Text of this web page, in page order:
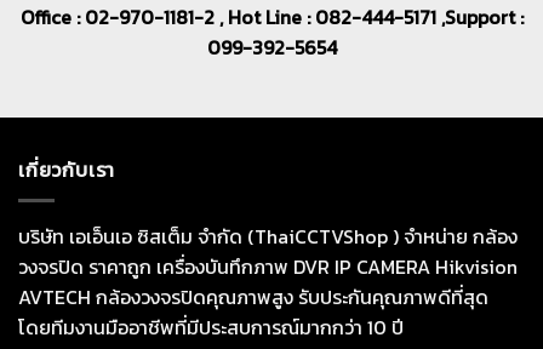
Office : 02-970-1181-2 , Hot Line : 082-444-5171 ,Support :
099-392-5654
เกี่ยวกับเรา
บริษัท เอเอ็นเอ ซิสเต็ม จำกัด (ThaiCCTVShop ) จำหน่าย กล้อง
วงจรปิด ราคาถูก เครื่องบันทึกภาพ DVR IP CAMERA Hikvision
AVTECH กล้องวงจรปิดคุณภาพสูง รับประกันคุณภาพดีที่สุด
โดยทีมงานมืออาชีพที่มีประสบการณ์มากกว่า 10 ปี